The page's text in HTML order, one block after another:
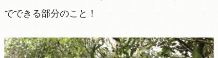
でできる部分のこと！